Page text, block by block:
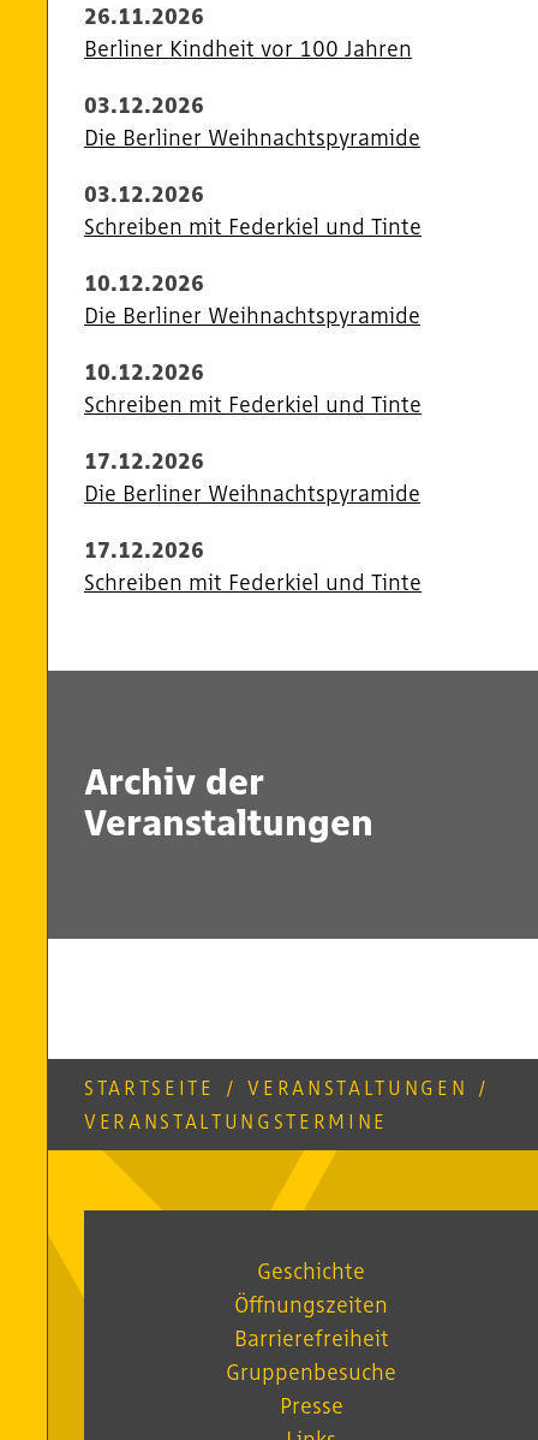
26.11.2026
Berliner Kindheit vor 100 Jahren
03.12.2026
Die Berliner Weihnachtspyramide
03.12.2026
Schreiben mit Federkiel und Tinte
10.12.2026
Die Berliner Weihnachtspyramide
10.12.2026
Schreiben mit Federkiel und Tinte
17.12.2026
Die Berliner Weihnachtspyramide
17.12.2026
Schreiben mit Federkiel und Tinte
Archiv der
Veranstaltungen
STARTSEITE / VERANSTALTUNGEN
/
VERANSTALTUNGSTERMINE
Geschichte
Öffnungszeiten
Barrierefreiheit
Gruppenbesuche
Presse